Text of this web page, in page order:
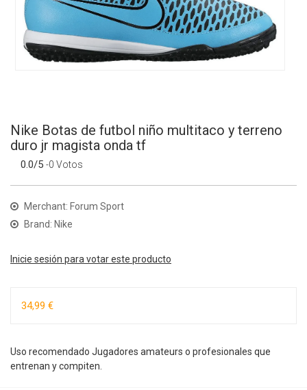
Nike Botas de futbol niño multitaco y terreno
duro jr magista onda tf
0.0/5 -0 Votos
Merchant: Forum Sport
Brand: Nike
Inicie sesión para votar este producto
34,99 €
Uso recomendado Jugadores amateurs o profesionales que
entrenan y compiten.